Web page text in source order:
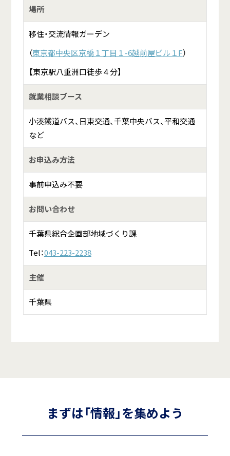
場所
移住・交流情報ガーデン
（東京都中央区京橋１丁目１-6越前屋ビル１F）
【東京駅八重洲口徒歩４分】
就業相談ブース
小湊鐵道バス、日東交通、千葉中央バス、平和交通
など
お申込み方法
事前申込み不要
お問い合わせ
千葉県総合企画部地域づくり課
Tel：043-223-2238
主催
千葉県
まずは「情報」を集めよう